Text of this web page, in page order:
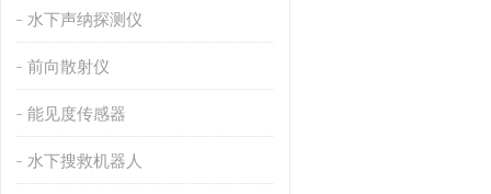
水下声纳探测仪
前向散射仪
能见度传感器
水下搜救机器人